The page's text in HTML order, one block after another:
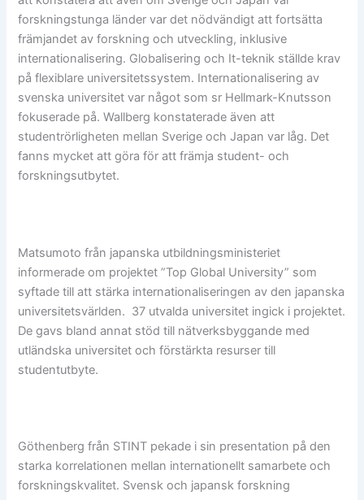
forskningstunga länder var det nödvändigt att fortsätta
främjandet av forskning och utveckling, inklusive
internationalisering. Globalisering och It-teknik ställde krav
på flexiblare universitetssystem. Internationalisering av
svenska universitet var något som sr Hellmark-Knutsson
fokuserade på. Wallberg konstaterade även att
studentrörligheten mellan Sverige och Japan var låg. Det
fanns mycket att göra för att främja student- och
forskningsutbytet.
Matsumoto från japanska utbildningsministeriet
informerade om projektet ”Top Global University” som
syftade till att stärka internationaliseringen av den japanska
universitetsvärlden. 37 utvalda universitet ingick i projektet.
De gavs bland annat stöd till nätverksbyggande med
utländska universitet och förstärkta resurser till
studentutbyte.
Göthenberg från STINT pekade i sin presentation på den
starka korrelationen mellan internationellt samarbete och
forskningskvalitet. Svensk och japansk forskning